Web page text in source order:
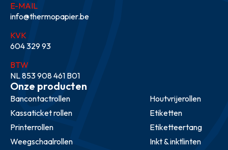
E-MAIL
info@thermopapier.be
KVK
604 329 93
BTW
NL 853 908 461 B01
Onze producten
Bancontactrollen
Kassaticket rollen
Printerrollen
Weegschaalrollen
Houtvrijerollen
Etiketten
Etiketteertang
Inkt & inktlinten